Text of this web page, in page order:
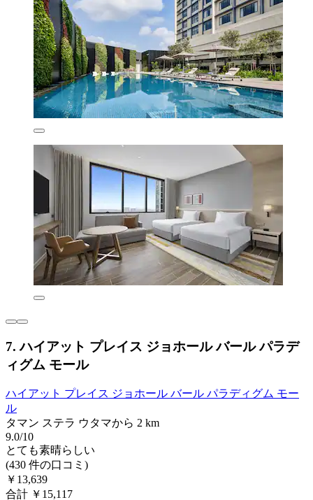
7. ハイアット プレイス ジョホール バール パラデ
ィグム モール
ハイアット プレイス ジョホール バール パラディグム モー
ル
タマン ステラ ウタマから 2 km
9.0/10
とても素晴らしい
(430 件の口コミ)
￥13,639
合計 ￥15,117